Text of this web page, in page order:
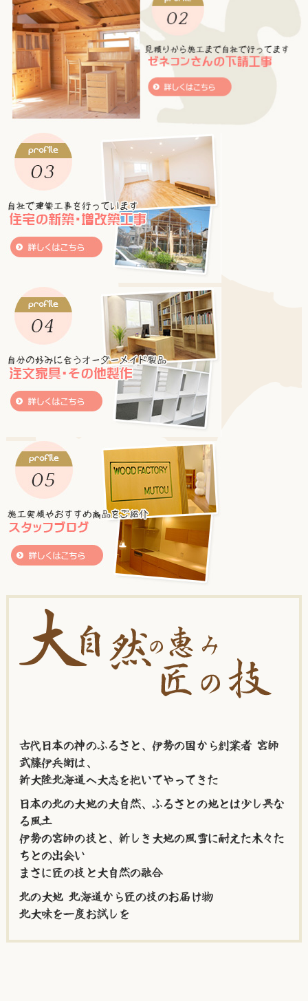
古代日本の神のふるさと、伊勢の国から創業者 宮師
武藤伊兵衛は、
新大陸北海道へ大志を抱いてやってきた
日本の北の大地の大自然、ふるさとの地とは少し異な
る風土
伊勢の宮師の技と、新しき大地の風雪に耐えた木々た
ちとの出会い
まさに匠の技と大自然の融合
北の大地 北海道から匠の技のお届け物
北大味を一度お試しを